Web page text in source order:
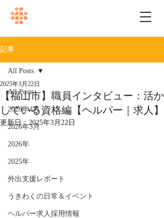
記事
All Posts
2026年4月
2026年3月
2026年
2025年
外出支援レポート
うきわくの日常＆イベント
ヘルパー求人採用情報
All Posts
【福山市】職員インタビュー：活か
している資格編【ヘルパー｜求人】
2025年3月22日
更新日：2025年3月22日